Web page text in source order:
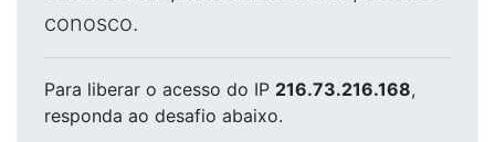
conosco.
Para liberar o acesso do IP 216.73.216.168,
responda ao desafio abaixo.